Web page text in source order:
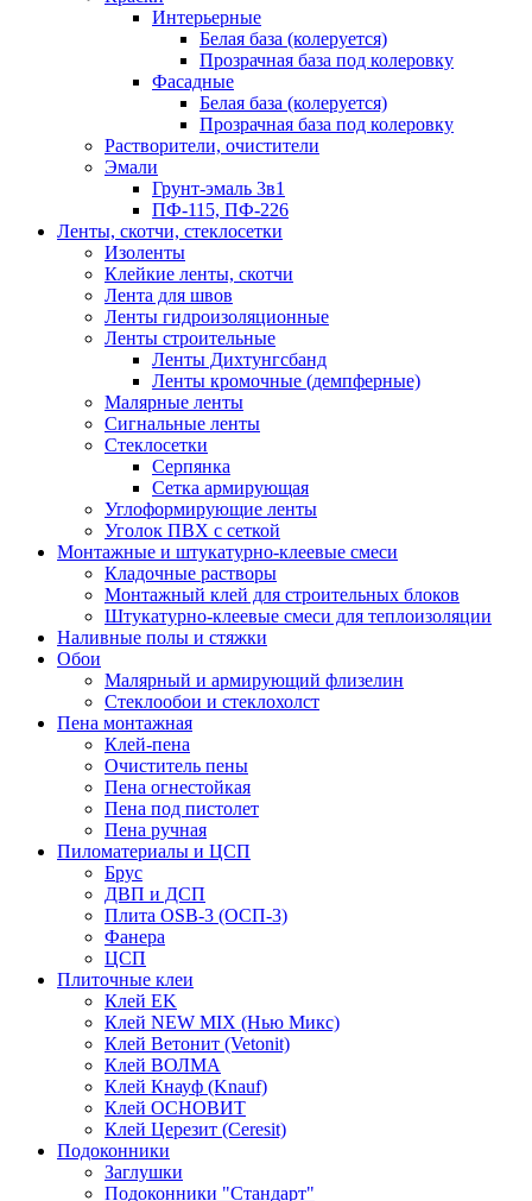
Интерьерные
Белая база (колеруется)
Прозрачная база под колеровку
Фасадные
Белая база (колеруется)
Прозрачная база под колеровку
Растворители, очистители
Эмали
Грунт-эмаль 3в1
ПФ-115, ПФ-226
Ленты, скотчи, стеклосетки
Изоленты
Клейкие ленты, скотчи
Лента для швов
Ленты гидроизоляционные
Ленты строительные
Ленты Дихтунгсбанд
Ленты кромочные (демпферные)
Малярные ленты
Сигнальные ленты
Стеклосетки
Серпянка
Сетка армирующая
Углоформирующие ленты
Уголок ПВХ с сеткой
Монтажные и штукатурно-клеевые смеси
Кладочные растворы
Монтажный клей для строительных блоков
Штукатурно-клеевые смеси для теплоизоляции
Наливные полы и стяжки
Обои
Малярный и армирующий флизелин
Стеклообои и стеклохолст
Пена монтажная
Клей-пена
Очиститель пены
Пена огнестойкая
Пена под пистолет
Пена ручная
Пиломатериалы и ЦСП
Брус
ДВП и ДСП
Плита OSB-3 (ОСП-3)
Фанера
ЦСП
Плиточные клеи
Клей EK
Клей NEW MIX (Нью Микс)
Клей Ветонит (Vetonit)
Клей ВОЛМА
Клей Кнауф (Knauf)
Клей ОСНОВИТ
Клей Церезит (Ceresit)
Подоконники
Заглушки
Подоконники "Стандарт"